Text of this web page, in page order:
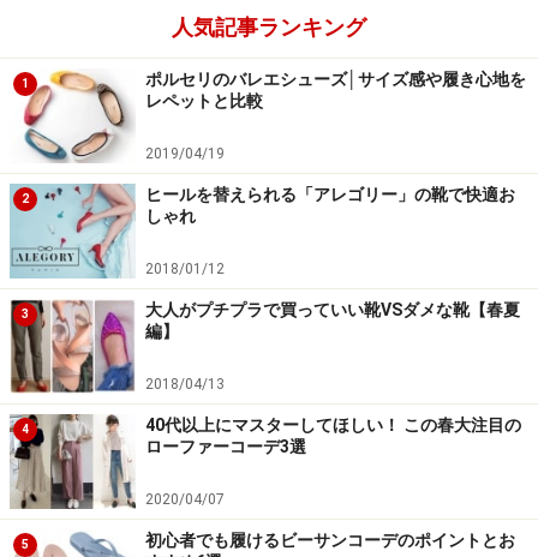
すでにジーユーで販売しており、大人気となっているダ
ッドスニーカー。ダッドスニーカーとは、その名の通
り、お父さんが履いてそうな野暮ったいデザインのスニ
ーカーのこと。今、ストリートで大旋風を巻き起こして
います。
普段の着こなしに、
になるダッドスニーカー。程よくボリューム感のあるソ
ールで、初心者も使いやすいのが魅力です。パンツ、ス
カートどちらを合わせても今っぽく仕上がります。
以上、大人気ブランド「ジーユー」で、この春おすすめ
のシューズを厳選して3点ピックアップしました。これ
を参考に、春の足元のおしゃれを楽しんでくださいね！
===========================
人気記事ランキング
1
ポルセリのバレエシューズ│サイズ感や履き心地を
レペットと比較
2019/04/19
2
ヒールを替えられる「アレゴリー」の靴で快適お
しゃれ
2018/01/12
3
大人がプチプラで買っていい靴VSダメな靴【春夏
編】
2018/04/13
4
40代以上にマスターしてほしい！ この春大注目の
ローファーコーデ3選
2020/04/07
5
初心者でも履けるビーサンコーデのポイントとお